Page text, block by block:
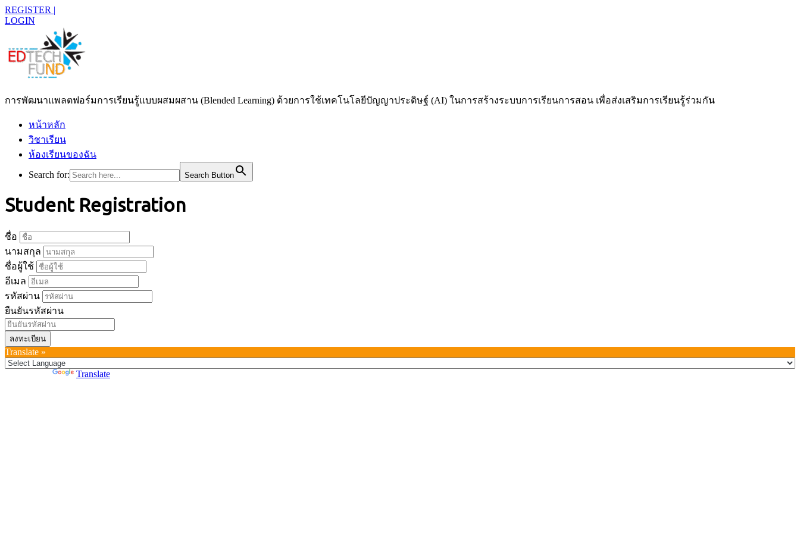
REGISTER |
LOGIN
การพัฒนาแพลตฟอร์มการเรียนรู้แบบผสมผสาน (Blended Learning) ด้วยการใช้เทคโนโลยีปัญญาประดิษฐ์ (AI) ในการสร้างระบบการเรียนการสอน เพื่อส่งเสริมการเรียนรู้ร่วมกัน
หน้าหลัก
วิชาเรียน
ห้องเรียนของฉัน
Search for:
Search Button
Student Registration
ชื่อ
นามสกุล
ชื่อผู้ใช้
อีเมล
รหัสผ่าน
ยืนยันรหัสผ่าน
ลงทะเบียน
Translate »
Translate